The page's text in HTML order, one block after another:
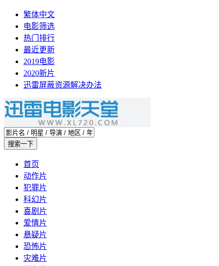
繁体中文
电影筛选
热门排行
最近更新
2019电影
2020新片
迅雷屏蔽资源解决办法
首页
动作片
犯罪片
科幻片
喜剧片
爱情片
悬疑片
恐怖片
灾难片